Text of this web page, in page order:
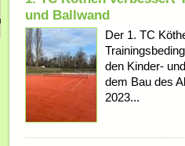
und Ballwand
Der 1. TC
den Kinder-
dem Bau des
2023...